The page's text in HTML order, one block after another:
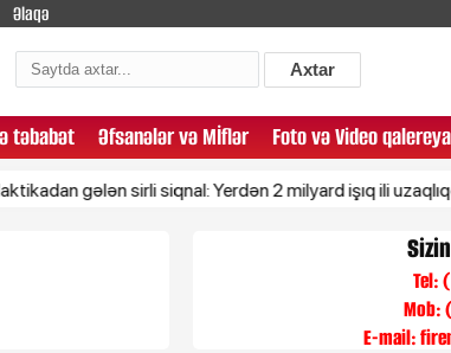
Əlaqə
Axtar
təbabət Əfsanələr və Mİflər Foto və Video qalereya
sirli siqnal: Yerdən 2 milyard işıq ili uzaqlıqda
Tel:
Mob:
E-mail: